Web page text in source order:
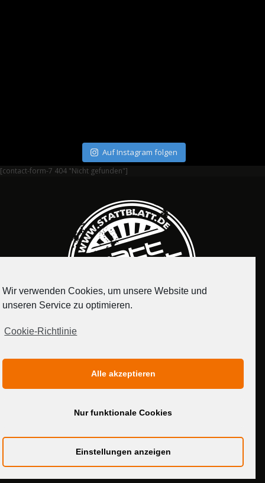
Auf Instagram folgen
[contact-form-7 404 "Nicht gefunden"]
MEDIADATEN
Wir verwenden Cookies, um unsere Website und
unseren Service zu optimieren.
Cookie-Richtlinie
Alle akzeptieren
Nur funktionale Cookies
Einstellungen anzeigen